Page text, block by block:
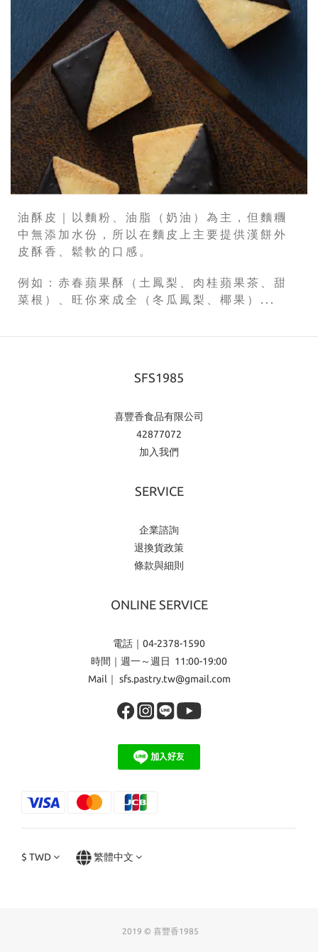
油酥皮｜以麵粉、油脂（奶油）為主，但麵糰
中無添加水份，所以在麵皮上主要提供漢餅外
皮酥香、鬆軟的口感。
例如：赤春蘋果酥（土鳳梨、肉桂蘋果茶、甜
菜根）、旺你來成全（冬瓜鳳梨、椰果）...
SFS1985
喜豐香食品有限公司
42877072
加入我們
SERVICE
企業諮詢
退換貨政策
條款與細則
ONLINE SERVICE
電話｜04-2378-1590
時間｜週一～週日 11:00-19:00
Mail｜ sfs.pastry.tw@gmail.com
$ TWD 繁體中文
2019 © 喜豐香1985